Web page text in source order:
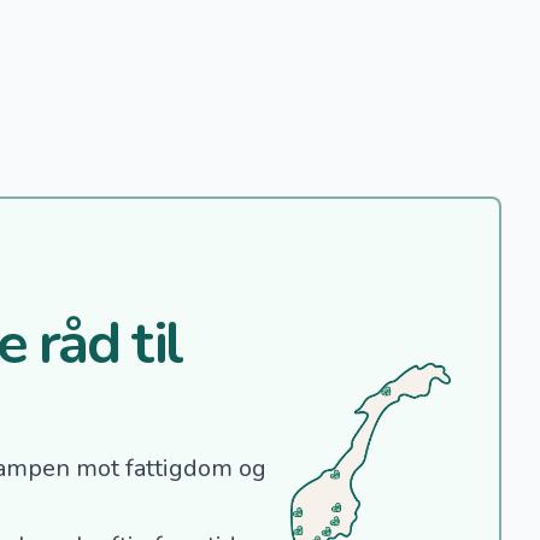
råd til
mot fattigdom og